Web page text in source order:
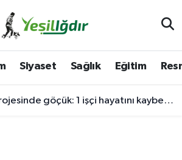
Siyaset Sağlık Eğitim
göçük: 1 işçi hayatını kaybetti, 1'i ağır yaralı
Vakitleri
Haritası